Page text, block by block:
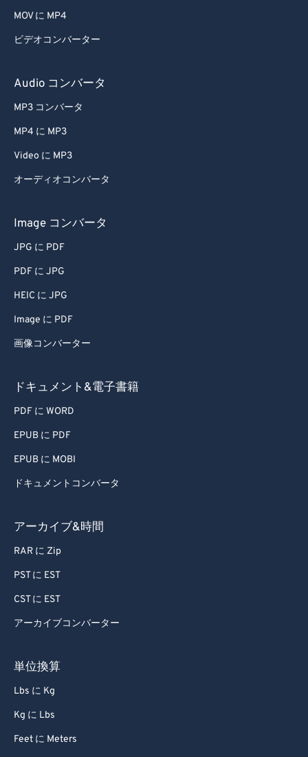
MOV に MP4
ビデオコンバーター
Audio コンバータ
MP3 コンバータ
MP4 に MP3
Video に MP3
オーディオコンバータ
Image コンバータ
JPG に PDF
PDF に JPG
HEIC に JPG
Image に PDF
画像コンバーター
ドキュメント&電子書籍
PDF に WORD
EPUB に PDF
EPUB に MOBI
ドキュメントコンバータ
アーカイブ&時間
RAR に Zip
PST に EST
CST に EST
アーカイブコンバーター
単位換算
Lbs に Kg
Kg に Lbs
Feet に Meters